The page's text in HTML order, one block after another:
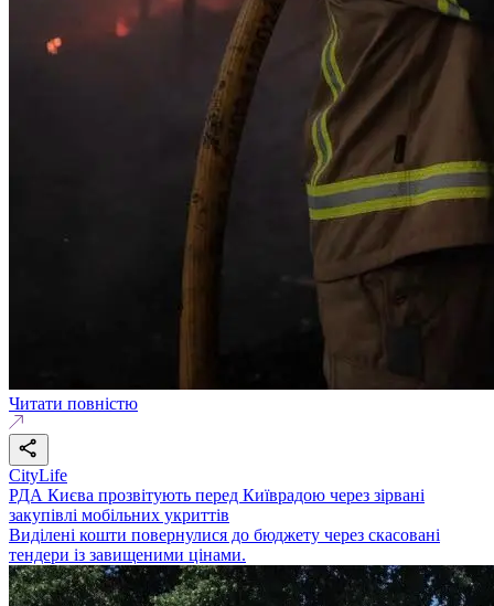
Читати повністю
CityLife
РДА Києва прозвітують перед Київрадою через зірвані
закупівлі мобільних укриттів
Виділені кошти повернулися до бюджету через скасовані
тендери із завищеними цінами.